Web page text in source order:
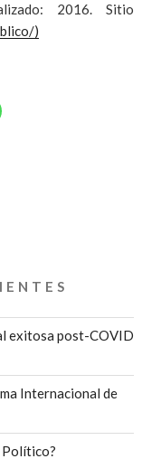
2016. Sitio
)
exitosa post-COVID
Internacional de
Político?